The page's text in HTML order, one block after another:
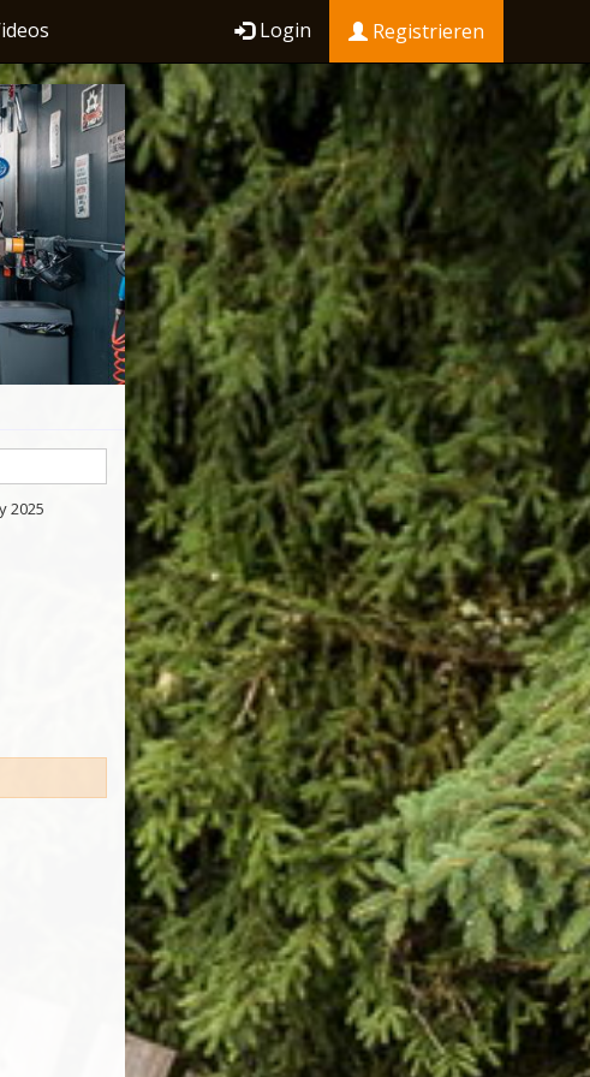
Login Registrieren
2025